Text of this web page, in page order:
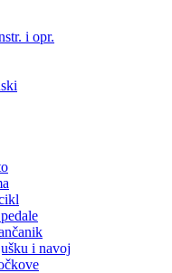
i opr.
i navoj